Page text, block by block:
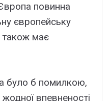
повинна
європейську
також має
було б помилкою,
впевненості